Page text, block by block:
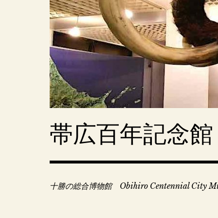
帯広百年記念館
十勝の総合博物館 Obihiro Centennial City